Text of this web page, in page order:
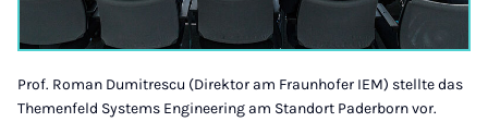
Prof. Roman Dumitrescu (Direktor am Fraunhofer IEM) stellte das
Themenfeld Systems Engineering am Standort Paderborn vor.